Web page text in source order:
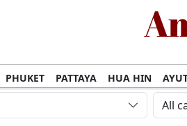
PHUKET PATTAYA HUA HIN
KHO SAMUI
TRANG KOH SAMET
All